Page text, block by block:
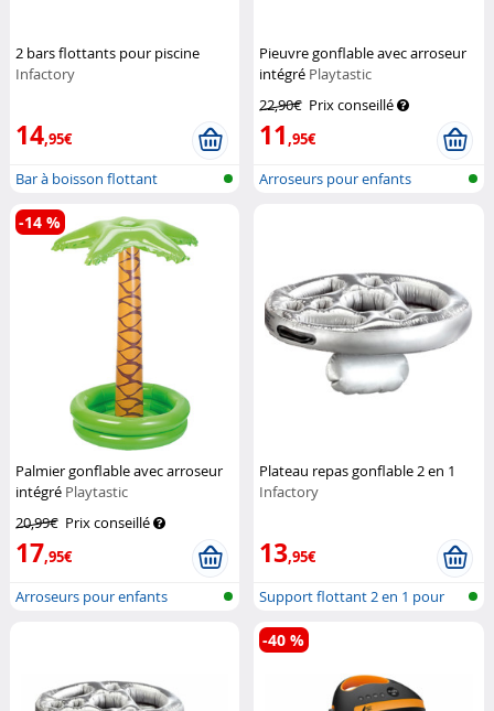
2 bars flottants pour piscine
Infactory
14,95€
Bar à boisson flottant
Pieuvre gonflable avec arroseur
intégré Playtastic
22,90€ Prix conseillé
11,95€
Arroseurs pour enfants
Palmier gonflable avec arroseur
intégré Playtastic
20,99€ Prix conseillé
17,95€
-14 %
Arroseurs pour enfants
Plateau repas gonflable 2 en 1
Infactory
13,95€
Support flottant 2 en 1 pour
boisso...
-40 %